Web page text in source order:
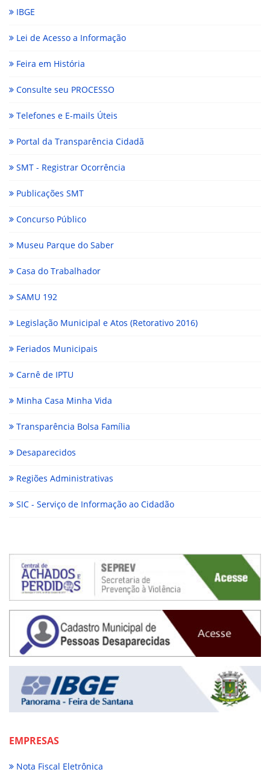
IBGE
Lei de Acesso a Informação
Feira em História
Consulte seu PROCESSO
Telefones e E-mails Úteis
Portal da Transparência Cidadã
SMT - Registrar Ocorrência
Publicações SMT
Concurso Público
Museu Parque do Saber
Casa do Trabalhador
SAMU 192
Legislação Municipal e Atos (Retorativo 2016)
Feriados Municipais
Carnê de IPTU
Minha Casa Minha Vida
Transparência Bolsa Família
Desaparecidos
Regiões Administrativas
SIC - Serviço de Informação ao Cidadão
EMPRESAS
Nota Fiscal Eletrônica